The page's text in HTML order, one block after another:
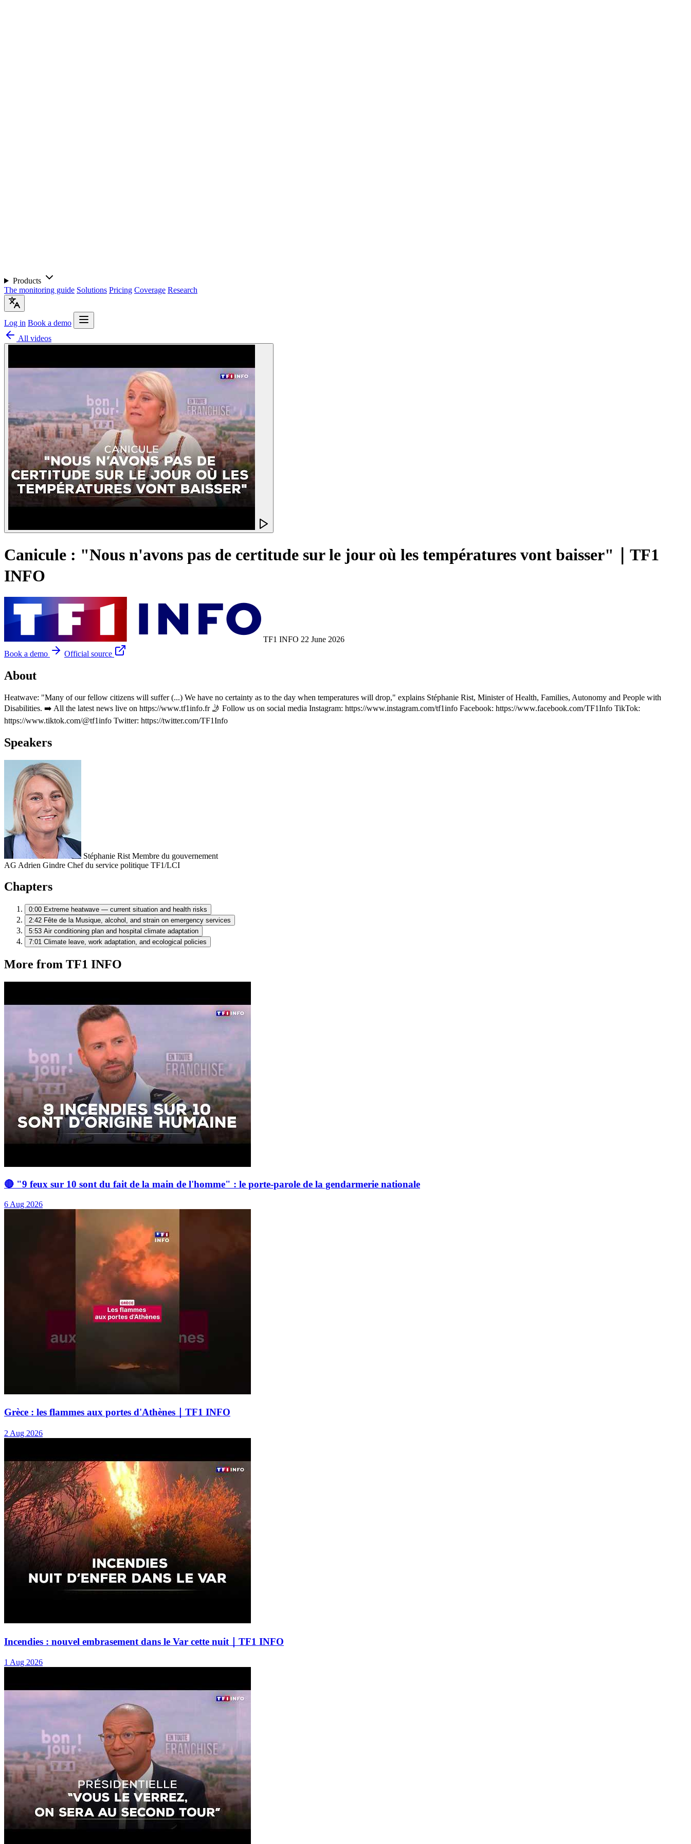
Products
The monitoring guide Solutions Pricing Coverage Research
Log in Book a demo
All videos
Canicule : "Nous n'avons pas de certitude sur le jour où les températures vont baisser"｜TF1
INFO
TF1 INFO 22 June 2026
Book a demo
Official source
About
Heatwave: "Many of our fellow citizens will suffer (...) We have no certainty as to the day when temperatures will drop," explains Stéphanie Rist, Minister of Health, Families, Autonomy and People with
Disabilities. ➡️ All the latest news live on https://www.tf1info.fr 🤳 Follow us on social media Instagram: https://www.instagram.com/tf1info Facebook: https://www.facebook.com/TF1Info TikTok:
https://www.tiktok.com/@tf1info Twitter: https://twitter.com/TF1Info
Speakers
Stéphanie Rist Membre du gouvernement
AG Adrien Gindre Chef du service politique TF1/LCI
Chapters
0:00 Extreme heatwave — current situation and health risks
2:42 Fête de la Musique, alcohol, and strain on emergency services
5:53 Air conditioning plan and hospital climate adaptation
7:01 Climate leave, work adaptation, and ecological policies
More from TF1 INFO
🔴 "9 feux sur 10 sont du fait de la main de l'homme" : le porte-parole de la gendarmerie nationale
6 Aug 2026
Grèce : les flammes aux portes d'Athènes｜TF1 INFO
2 Aug 2026
Incendies : nouvel embrasement dans le Var cette nuit｜TF1 INFO
1 Aug 2026